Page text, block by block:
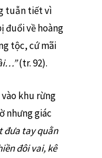
tuẫn tiết vì
đuổi về hoàng
tộc, cứ mãi
(tr. 92).
khu rừng
nhưng giác
đưa tay quằn
đôi vai, kê